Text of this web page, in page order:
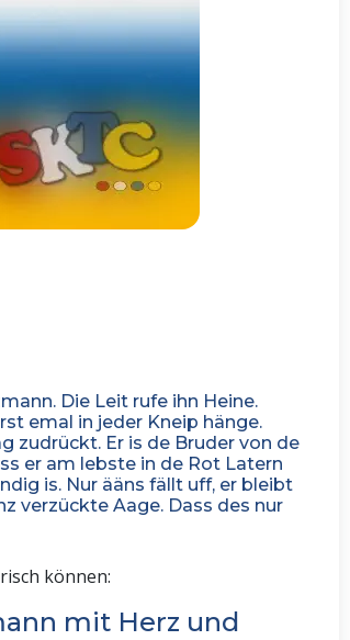
Die Leit rufe ihn Heine.
emal in jeder Kneip hänge.
zudrückt. Er is de Bruder von de
er am lebste in de Rot Latern
is. Nur ääns fällt uff, er bleibt
verzückte Aage. Dass des nur
können:
mit Herz und